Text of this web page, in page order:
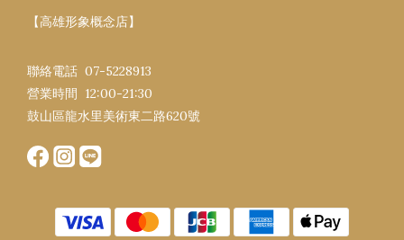
【高雄形象概念店】
聯絡電話 07-5228913
營業時間 12:00-21:30​
鼓山區龍水里美術東二路620號